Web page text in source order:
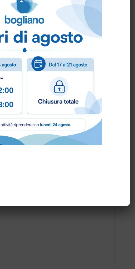
al0172 478161
oppure
a info@bogliano.it.
siamo a disposizione.